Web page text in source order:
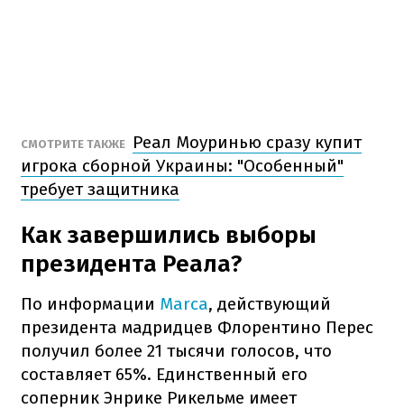
СМОТРИТЕ ТАКЖЕ
Реал Моуринью сразу купит
игрока сборной Украины: "Особенный"
требует защитника
Как завершились выборы
президента Реала?
По информации Marca, действующий
президента мадридцев Флорентино Перес
получил более 21 тысячи голосов, что
составляет 65%. Единственный его
соперник Энрике Рикельме имеет